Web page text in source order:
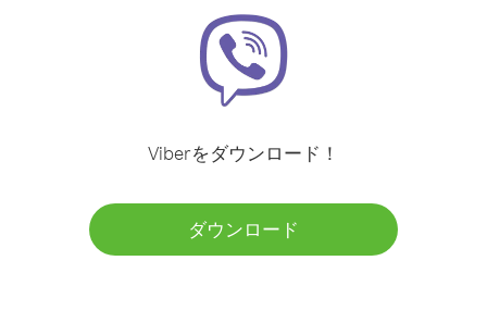
Viberをダウンロード！
ダウンロード